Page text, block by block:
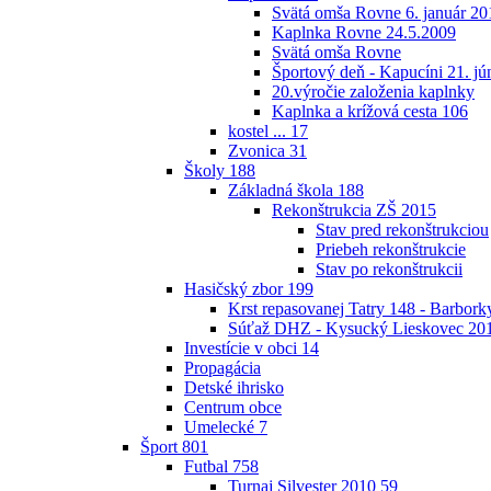
Svätá omša Rovne 6. január
Kaplnka Rovne 24.5.2009
Svätá omša Rovne
Športový deň - Kapucíni 21.
20.výročie založenia kaplnky
Kaplnka a krížová cesta 106
kostel ... 17
Zvonica 31
Školy 188
Základná škola 188
Rekonštrukcia ZŠ 2015
Stav pred rekonštrukciou
Priebeh rekonštrukcie
Stav po rekonštrukcii
Hasičský zbor 199
Krst repasovanej Tatry 148 -
Súťaž DHZ - Kysucký Lieskovec
Investície v obci 14
Propagácia
Detské ihrisko
Centrum obce
Umelecké 7
Šport 801
Futbal 758
Turnaj Silvester 2010 59